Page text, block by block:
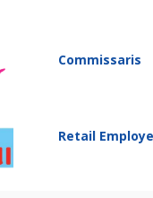
Commissaris
Retail